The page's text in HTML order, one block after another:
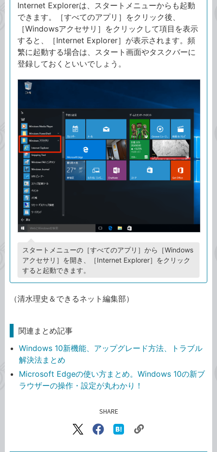
Internet Explorerは、スタートメニューからも起動
できます。［すべてのアプリ］をクリック後、
［Windowsアクセサリ］をクリックして項目を表示
すると、［Internet Explorer］が表示されます。頻
繁に起動する場合は、スタート画面やタスクバーに
登録しておくといいでしょう。
スタートメニューの［すべてのアプリ］から［Windows
アクセサリ］を開き、［Internet Explorer］をクリック
すると起動できます。
（清水理史＆できるネット編集部）
関連まとめ記事
Windows 10新機能、アップグレード方法、トラブル
解決法まとめ
Microsoft Edgeの使い方まとめ。Windows 10の新ブ
ラウザーの操作・設定が丸わかり！
SHARE
X（旧
Facebook